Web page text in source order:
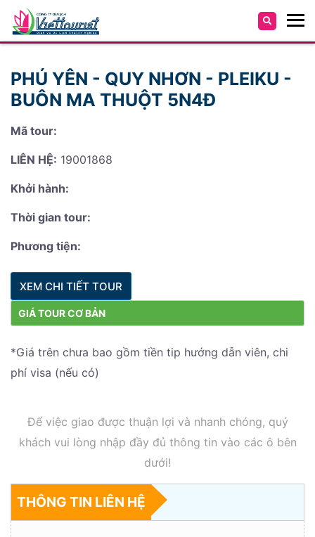
PHÚ YÊN - QUY NHƠN - PLEIKU -
BUÔN MA THUỘT 5N4Đ
Mã tour:
LIÊN HỆ: 19001868
Khởi hành:
Thời gian tour:
Phương tiện:
XEM CHI TIẾT TOUR
GIÁ TOUR CƠ BẢN
*Giá trên chưa bao gồm tiền tip hướng dẫn viên, chi
phí visa (nếu có)
Để việc giao được thuận lợi và nhanh chóng, quý
khách vui lòng nhập đầy đủ thông tin vào các ô bên
dưới!
THÔNG TIN LIÊN HỆ